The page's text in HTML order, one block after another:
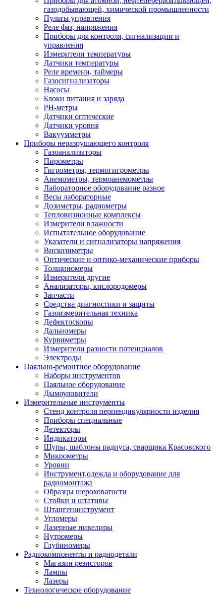
газодобывающей, химической промышленности
Пульты управления
Реле фаз, напряжения
Приборы для контроля, сигнализации и
управления
Измерители температуры
Датчики температуры
Реле времени, таймеры
Газосигнализаторы
Насосы
Блоки питания и заряда
PH-метры
Датчики оптические
Датчики уровня
Вакуумметры
Приборы неразрушающего контроля
Газоанализаторы
Пирометры
Гигрометры, термогигрометры
Анемометры, термоанемометры
Лабораторное оборудование разное
Весы лабораторные
Дозиметры, радиометры
Тепловизионные комплексы
Измерители влажности
Испытательное оборудование
Указатели и сигнализаторы напряжения
Вискозиметры
Оптические и оптико-механические приборы
Толщиномеры
Измерители другие
Анализаторы, кислородомеры
Запчасти
Средства диагностики и защиты
Газоизмерительная техника
Дефектоскопы
Дальномеры
Курвиметры
Измерители разности потенциалов
Электроды
Паяльно-ремонтное оборудование
Наборы инструментов
Паяльное оборудование
Дымоуловители
Измерительные инструменты
Стенд контроля перпендикулярности изделия
Приборы специальные
Детекторы
Индикаторы
Щупы, шаблоны радиуса, сварщика Красовского
Микрометры
Уровни
Инструмент,одежда и оборудование для
радиомонтажа
Образцы шероховатости
Стойки и штативы
Штангенинструмент
Угломеры
Лазерные нивелиры
Нутромеры
Глубиномеры
Радиокомпоненты и радиодетали
Магазин резисторов
Лампы
Лазеры
Технологическое оборудование